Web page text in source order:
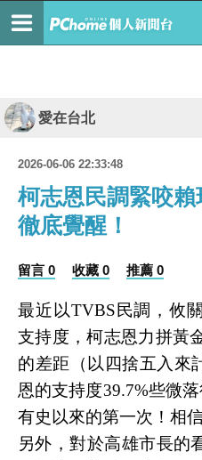
愛在台北
2026-06-06 22:33:48
柯志恩民調緊咬
徹底覺醒！
留言 0 收藏 0 推薦 0
最近以TVBS民調，攸
支持度，柯志恩力拼黃
的差距（以四捨五入來
恩的支持度39.7%些微
有史以來的第一次！相
另外，對於高雄市長的